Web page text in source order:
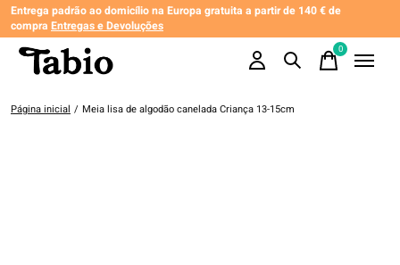
Entrega padrão ao domicílio na Europa gratuita a partir de 140 € de
compra Entregas e Devoluções
0items
Página inicial / Meia lisa de algodão canelada Criança 13-15cm